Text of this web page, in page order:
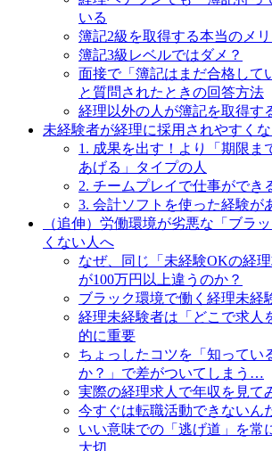
いる
簿記2級を取得する本当のメリ
簿記3級レベルではダメ？
面接で「簿記はまだ合格して
と質問されたときの回答方法
経理以外の人が簿記を取得す
未経験者が経理に採用されやすく
1. 成果を出す！より「期限ま
あげる」タイプの人
2. チームプレイで仕事ができ
3. 会計ソフトを使った経験が
（追伸）労働環境が劣悪な「ブラ
くない人へ
なぜ、同じ「未経験OKの経
が100万円以上違うのか？
ブラック環境で働く経理未
経理未経験者は「どこで求人
的に重要
ちょっしたコツを「知ってい
か？」で差がついてしまう…
実際の経理求人で年収を見て
今すぐは転職活動できない
いい意味での「逃げ道」を常
大切